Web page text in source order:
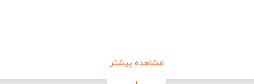
مشاهده بیشتر